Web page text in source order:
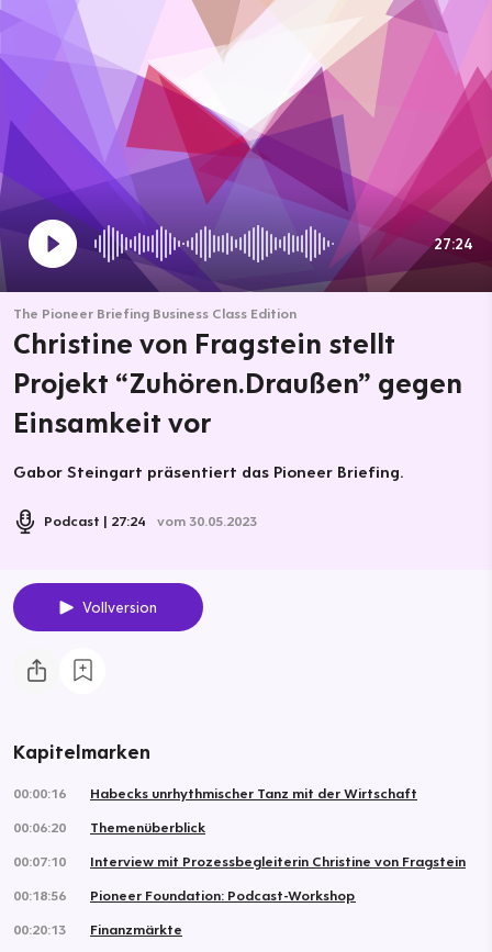
27:24
The Pioneer Briefing Business Class Edition
Christine von Fragstein stellt
Projekt “Zuhören.Draußen” gegen
Einsamkeit vor
Gabor Steingart präsentiert das Pioneer Briefing.
Podcast 27:24 vom 30.05.2023
Vollversion
Kapitelmarken
00:00:16
Habecks unrhythmischer Tanz mit der Wirtschaft
00:06:20
Themenüberblick
00:07:10
Interview mit Prozessbegleiterin Christine von Fragstein
00:18:56
Pioneer Foundation: Podcast-Workshop
00:20:13
Finanzmärkte